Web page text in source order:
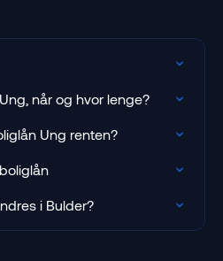
når og hvor lenge?
Ung renten?
i Bulder?